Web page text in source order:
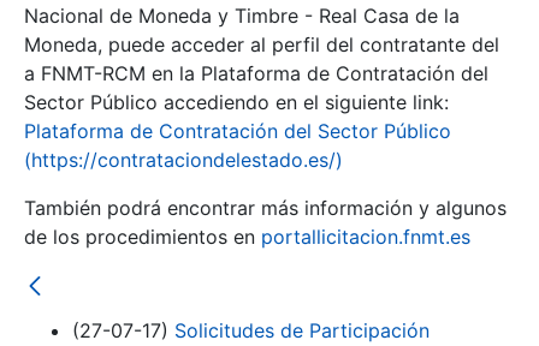
Erakutsi/Ezkutatu
Erakutsi/Ezkutatu
Nacional de Moneda y Timbre - Real Casa de la
Moneda, puede acceder al perfil del contratante del
a FNMT-RCM en la Plataforma de Contratación del
Sector Público accediendo en el siguiente link:
Plataforma de Contratación del Sector Público
(https://contrataciondelestado.es/)
También podrá encontrar más información y algunos
de los procedimientos en portallicitacion.fnmt.es
(27-07-17) Solicitudes de Participación